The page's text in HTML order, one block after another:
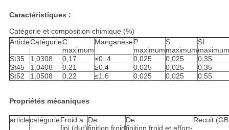
Caractéristiques :
Catégorie et composition chimique (%)
ArticleCatégorieC
maximum
ManganèseP
maximum
S
maximum
SI
maximum
St35
1,0308 0,17 ≥0..4 0,025 0,025
0,35
St45
1,0408 0,21 ≥0.4 0,025 0,025
0,35
St52
1,0508 0,22 ≤1.6 0,025 0,025 0,55
Propriétés mécaniques
articlecatégorieFroid a
fini (dur)
De
finition froid
De
finition froid et effort-
Recuit